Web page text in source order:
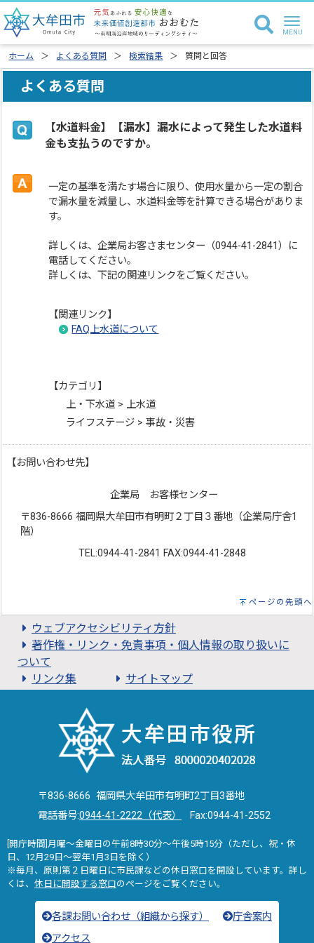
ホーム よくある質問 検索結果 質問と回答
よくある質問
【水道料金】【漏水】漏水によって発生した水道料
金も支払うのですか。
一定の基準を満たす場合に限り、使用水量から一定の割合
で漏水量を減量し、水道料金等を計算できる場合がありま
す。
詳しくは、企業局お客さまセンター（0944-41-2841）に
電話してください。
詳しくは、下記の関連リンクをご覧ください。
【関連リンク】
FAQ上水道について
【カテゴリ】
上・下水道 > 上水道
ライフステージ > 事故・災害
【お問い合わせ先】
企業局 お客様センター
〒836-8666 福岡県大牟田市有明町２丁目３番地（企業局庁舎1
階）
TEL:0944-41-2841 FAX:0944-41-2848
ページの先頭へ
ウェブアクセシビリティ方針
著作権・リンク・免責事項・個人情報の取り扱いに
ついて
リンク集
サイトマップ
〒836-8666 福岡県大牟田市有明町2丁目3番地
電話番号:0944-41-2222（代表） Fax:0944-41-2552
[開庁時間]月曜～金曜日の午前8時30分～午後5時15分（ただし、祝・休
日、12月29日～翌年1月3日を除く）
※毎月、原則第２日曜日に市民課などの休日窓口を開設しています。詳し
くは、 休日に開設する窓口のページをご覧ください。
各課お問い合わせ（組織から探す）
庁舎案内
アクセス